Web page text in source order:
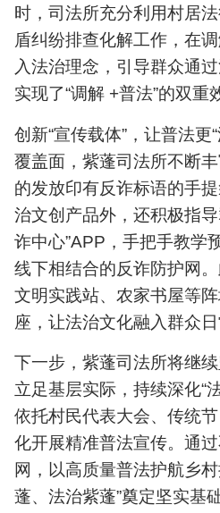
时，司法所充分利用村居
盾纠纷排查化解工作，在
入法治理念，引导群众通
实现了“调解 +普法”的双重
创新“宣传载体”，让普法更
覆盖面，紫蓬司法所不断
的发放印有反诈标语的手
治文创产品外，还积极指
诈中心”APP，手把手教学
线下相结合的反诈防护网
文明实践站、农家书屋等
座，让法治文化融入群众日
下一步，紫蓬司法所将继续
立足基层实际，持续深化“
依托村民代表大会、传统
化开展精准普法宣传。通
网，以高质量普法护航乡
蓬、法治紫蓬”奠定坚实基